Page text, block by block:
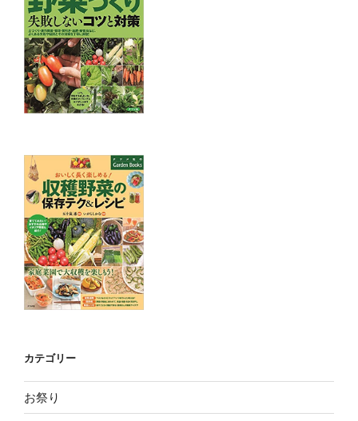
カテゴリー
お祭り